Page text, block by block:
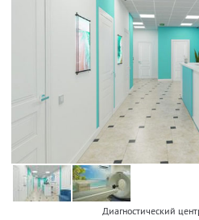
Диагностический